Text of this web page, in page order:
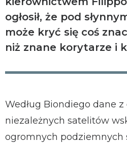
ogłosił, że pod
może kryć się coś
niż znane korytarze i
Według Biondiego dane z
niezależnych satelitów
ogromnych podziemnych